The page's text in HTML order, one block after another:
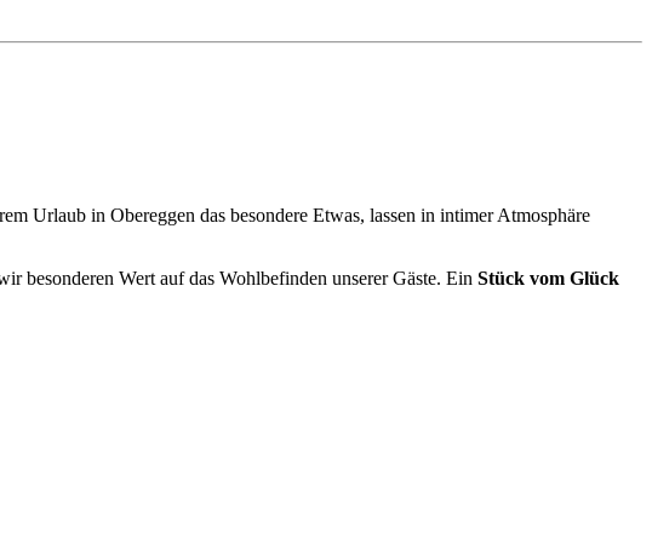
Urlaub in Obereggen das besondere Etwas, lassen in intimer Atmosphäre
besonderen Wert auf das Wohlbefinden unserer Gäste. Ein Stück vom Glück